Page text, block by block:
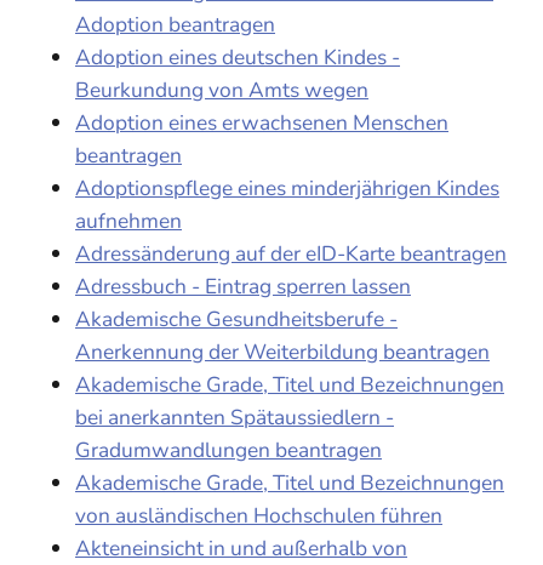
Adoption beantragen
Adoption eines deutschen Kindes -
Beurkundung von Amts wegen
Adoption eines erwachsenen Menschen
beantragen
Adoptionspflege eines minderjährigen Kindes
aufnehmen
Adressänderung auf der eID-Karte beantragen
Adressbuch - Eintrag sperren lassen
Akademische Gesundheitsberufe -
Anerkennung der Weiterbildung beantragen
Akademische Grade, Titel und Bezeichnungen
bei anerkannten Spätaussiedlern -
Gradumwandlungen beantragen
Akademische Grade, Titel und Bezeichnungen
von ausländischen Hochschulen führen
Akteneinsicht in und außerhalb von